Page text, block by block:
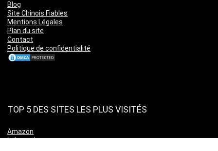
Blog
Site Chinois Fiables
Mentions Légales
Plan du site
Contact
Politique de confidentialité
TOP 5 DES SITES LES PLUS VISITÉS
Amazon
Leboncoin